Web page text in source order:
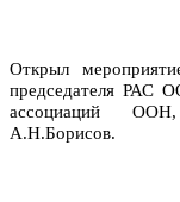
Открыл
председателя РАС
ассоциаций
А.Н.Борисов.